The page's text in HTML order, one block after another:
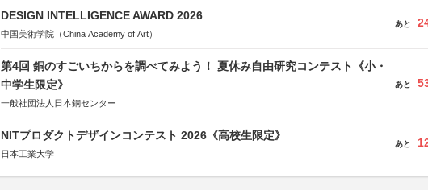
DESIGN INTELLIGENCE AWARD 2026
中国美術学院（China Academy of Art）
あと
第4回 銅のすごいちからを調べてみよう！ 夏休み自由研究コンテスト《小・
中学生限定》
一般社団法人日本銅センター
あと
NITプロダクトデザインコンテスト 2026《高校生限定》
日本工業大学
あと